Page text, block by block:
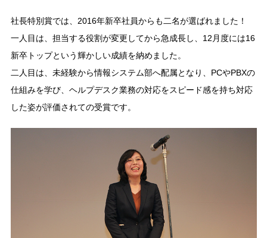
社長特別賞では、2016年新卒社員からも二名が選ばれました！
一人目は、担当する役割が変更してから急成長し、12月度には16
新卒トップという輝かしい成績を納めました。
二人目は、未経験から情報システム部へ配属となり、PCやPBXの
仕組みを学び、ヘルプデスク業務の対応をスピード感を持ち対応
した姿が評価されての受賞です。